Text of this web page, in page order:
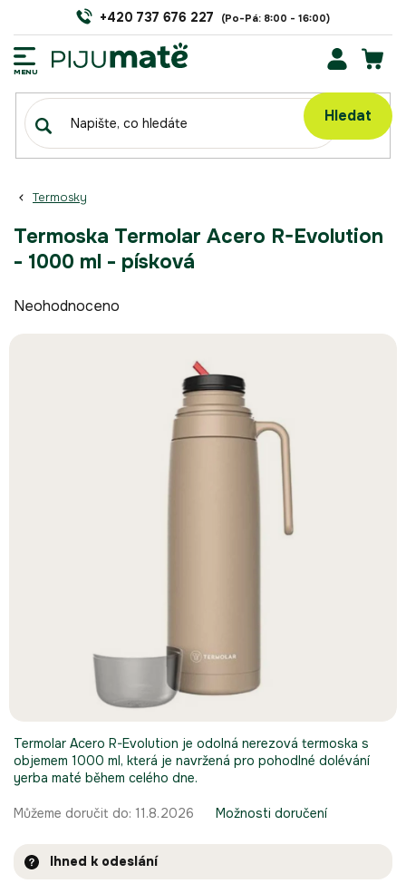
Hledat
+420 737 676 227
Termosky
Termoska Termolar Acero R-Evolution
- 1000 ml - písková
hodnocení
Neohodnoceno
Ihned k odeslání
Můžeme doručit do: 11.8.2026 Možnosti doručení
Termolar Acero R-Evolution je odolná nerezová termoska s
objemem 1000 ml, která je navržená pro pohodlné dolévání
yerba maté během celého dne.